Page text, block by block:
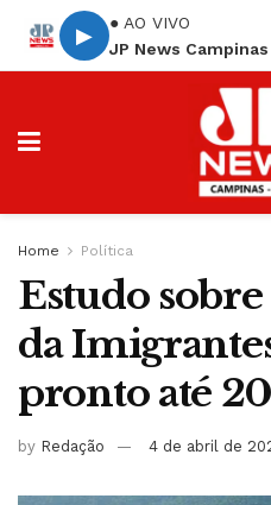
▶
● AO VIVO
JP News Campinas
Home Política
Estudo
da
pronto até
by Redação 4 de abril de